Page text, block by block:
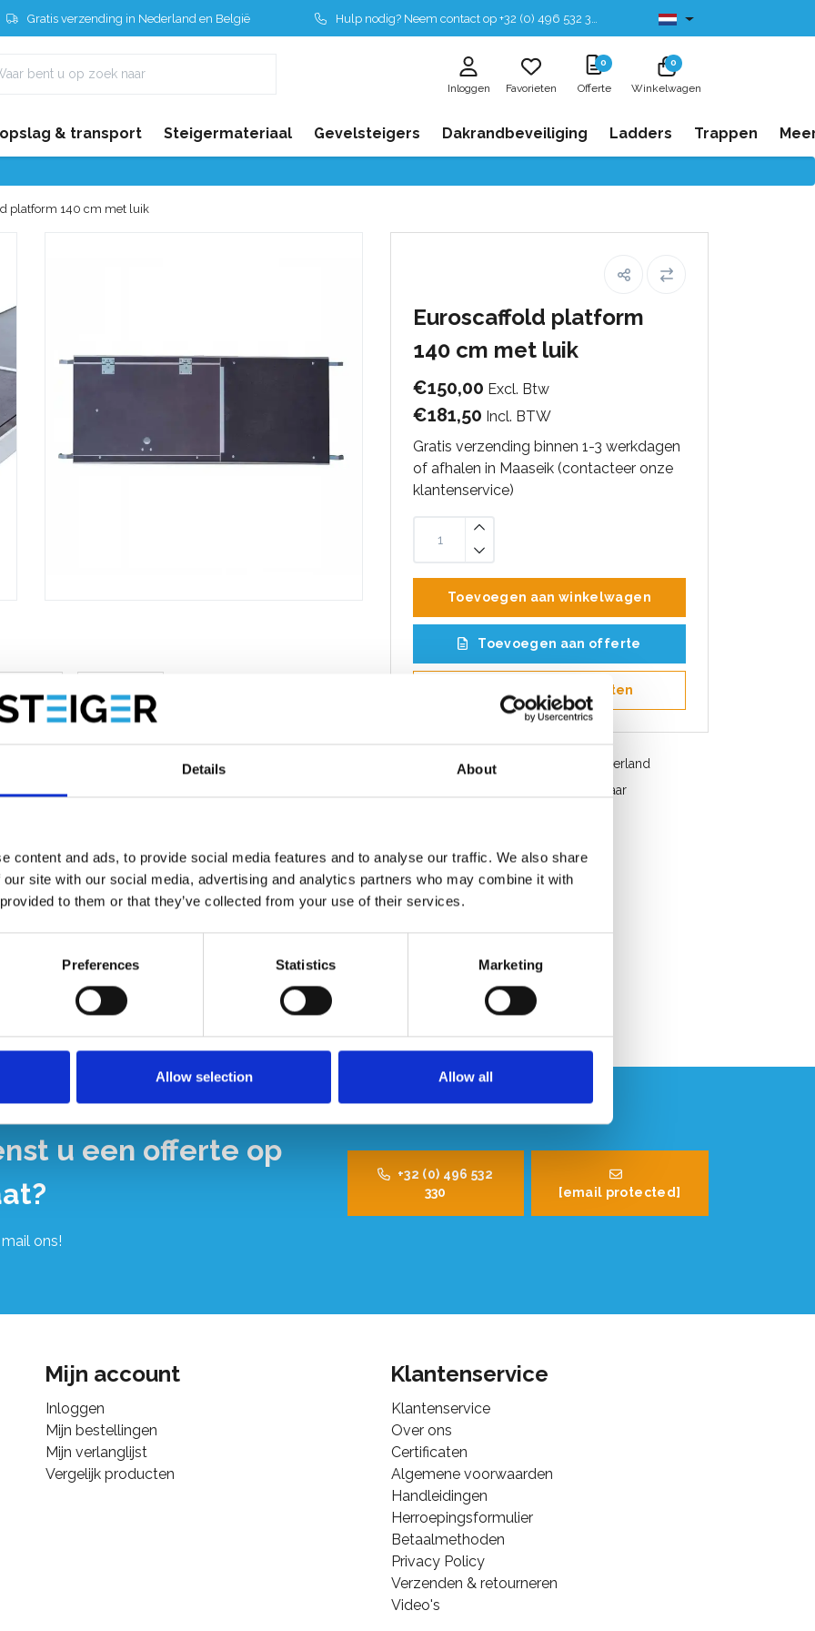
Details About
content and ads, to provide social media features and to analyse our traffic. We also share
site with our social media, advertising and analytics partners who may combine it with
to them or that they’ve collected from your use of their services.
Preferences Statistics Marketing
Allow selection Allow all
Gratis verzending in Nederland en België Hulp nodig? Neem contact op +32 (0) 496 532 330 Leverbaar uit voorraad
Inloggen Favorieten
0
Offerte
0
Winkelwagen
& transport Steigermateriaal Gevelsteigers Dakrandbeveiliging Ladders Trappen
platform 140 cm met luik
Euroscaffold platform
140 cm met luik
€150,00 Excl. Btw
€181,50 Incl. BTW
Gratis verzending binnen 1-3 werkdagen
of afhalen in Maaseik (contacteer onze
klantenservice)
Toevoegen aan winkelwagen
Toevoegen aan offerte
Opslaan in favorieten
Gratis verzending in België en Nederland
Snelle service. Uit voorraad leverbaar
Reviews
cm met luik.
hoogte 6 cm
toplaag
u een offerte op
ons!
+32 (0) 496 532
330
[email protected]
Mijn account
Inloggen
Mijn bestellingen
Mijn verlanglijst
Vergelijk producten
Klantenservice
Klantenservice
Over ons
Certificaten
Algemene voorwaarden
Handleidingen
Herroepingsformulier
Betaalmethoden
Privacy Policy
Verzenden & retourneren
Video's